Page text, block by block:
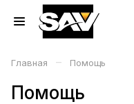
Главная – Помощь
Помощь